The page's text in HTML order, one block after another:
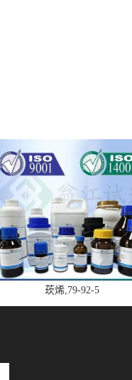
莰烯,79-92-5